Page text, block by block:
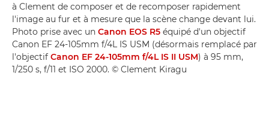
à Clement de composer et de recomposer rapidement
l'image au fur et à mesure que la scène change devant lui.
Photo prise avec un Canon EOS R5 équipé d'un objectif
Canon EF 24-105mm f/4L IS USM (désormais remplacé par
l'objectif Canon EF 24-105mm f/4L IS II USM) à 95 mm,
1/250 s, f/11 et ISO 2000. © Clement Kiragu